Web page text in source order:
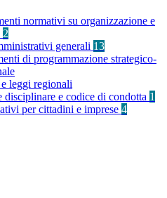
normativi su organizzazione e
2
generali 13
di programmazione strategico-
leggi regionali
disciplinare e codice di condotta 1
per cittadini e imprese 4